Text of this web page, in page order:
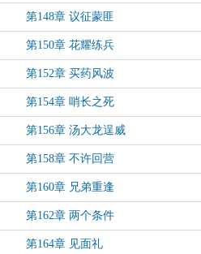
第148章 议征蒙匪
第150章 花耀练兵
第152章 买药风波
第154章 哨长之死
第156章 汤大龙逞威
第158章 不许回营
第160章 兄弟重逢
第162章 两个条件
第164章 见面礼